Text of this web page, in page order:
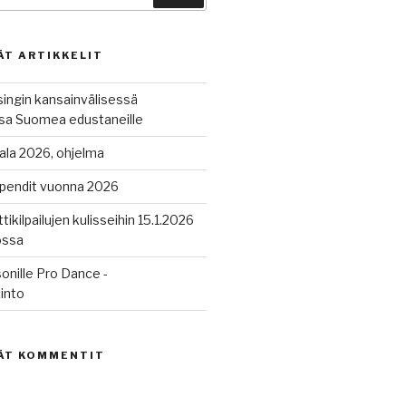
ARTIKKELIT
kansainvälisessä
Suomea edustaneille
2026, ohjelma
vuonna 2026
kulisseihin 15.1.2026
Pro Dance -
KOMMENTIT